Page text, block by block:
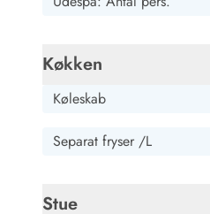
Køkken
Køleskab
Separat fryser /L
Stue